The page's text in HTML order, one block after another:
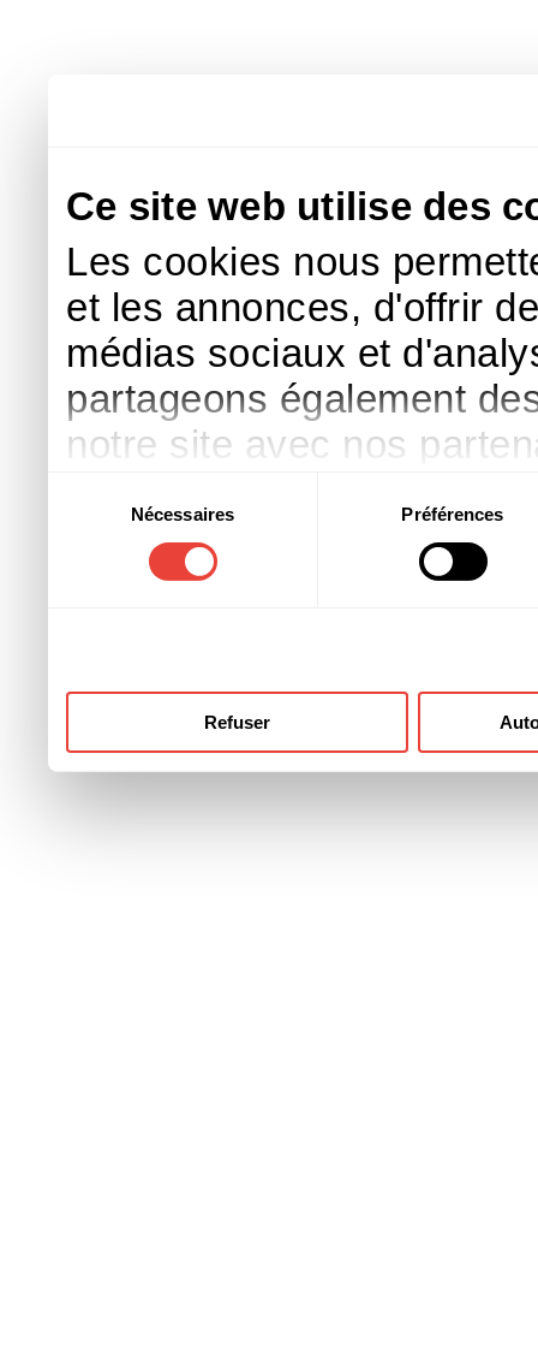
Ce site web utilise des
Les cookies nous
et les annonces, d'offrir
médias sociaux et
partageons également
notre site avec nos
d'autres informations
ont collectées lors de
consentement
Nécessaires Préférences
Refuser